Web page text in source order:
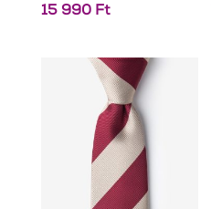
15 990 Ft